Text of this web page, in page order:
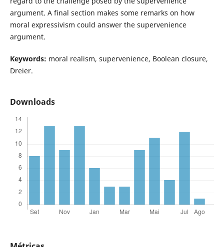
argument. A final section makes some remarks on how
moral expressivism could answer the supervenience
argument.
Keywords: moral realism, supervenience, Boolean closure,
Dreier.
Downloads